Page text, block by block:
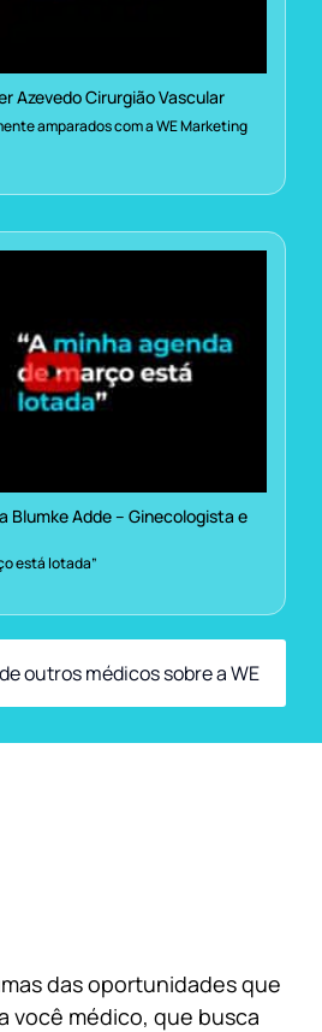
Azevedo Cirurgião Vascular
amparados com a WE Marketing
Blumke Adde – Ginecologista e
está lotada”
outros médicos sobre a WE
das oportunidades que
você médico, que busca